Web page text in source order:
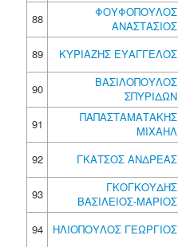
88
ΦΟΥΦΟΠΟΥΛΟΣ
ΑΝΑΣΤΑΣΙΟΣ
89
ΚΥΡΙΑΖΗΣ ΕΥΑΓΓΕΛΟΣ
90
ΒΑΣΙΛΟΠΟΥΛΟΣ
ΣΠΥΡΙΔΩΝ
91
ΠΑΠΑΣΤΑΜΑΤΑΚΗΣ
ΜΙΧΑΗΛ
92
ΓΚΑΤΣΟΣ ΑΝΔΡΕΑΣ
93
ΓΚΟΓΚΟΥΔΗΣ
ΒΑΣΙΛΕΙΟΣ-ΜΑΡΙΟΣ
94
ΗΛΙΟΠΟΥΛΟΣ ΓΕΩΡΓΙΟΣ